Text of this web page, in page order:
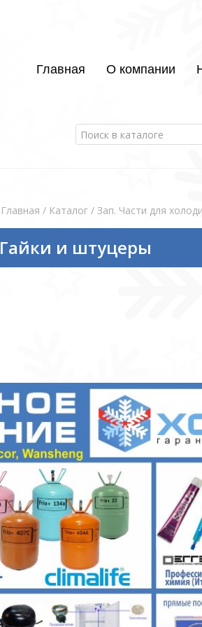
Главная О компании
Главная / Каталог / Зап. Части для
Гайки и штуцеры